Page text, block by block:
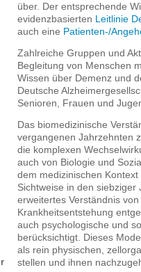
über. Der entsprechende
evidenzbasierten Leitlinie
auch eine Patienten-/
Zahlreiche Gruppen und
Begleitung von Menschen
Wissen über Demenz und
Deutsche
Senioren, Frauen und
Das biomedizinische
vergangenen Jahrzehnten
die komplexen
auch von Biologie und
dem medizinischen
Sichtweise in den
erweitertes Verständnis
Krankheitsentstehung
auch psychologische und
berücksichtigt. Dieses
als rein physischen,
stellen und ihnen